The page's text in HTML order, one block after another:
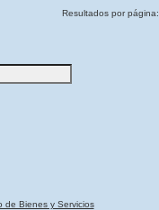
Resultados por página:
de Bienes y Servicios